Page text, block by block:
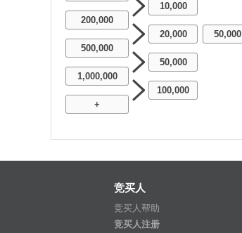
10,000
200,000
20,000
50,000
500,000
50,000
1,000,000
100,000
+
竞买人
竞买人帮助
竞买人注册